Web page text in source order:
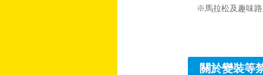
※馬拉松及趣味路
關於變裝等